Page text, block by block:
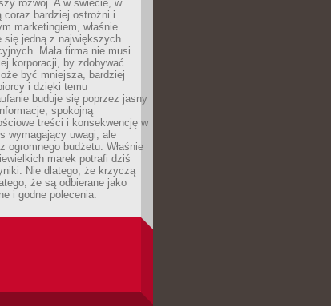
rozwój. A w świecie, w
coraz bardziej ostrożni i
marketingiem, właśnie
się jedną z największych
Mała firma nie musi
korporacji, by zdobywać
być mniejsza, bardziej
i dzięki temu
buduje się poprzez jasny
spokojną
treści i konsekwencję w
wymagający uwagi, ale
ogromnego budżetu. Właśnie
marek potrafi dziś
Nie dlatego, że krzyczą
że są odbierane jako
i godne polecenia.